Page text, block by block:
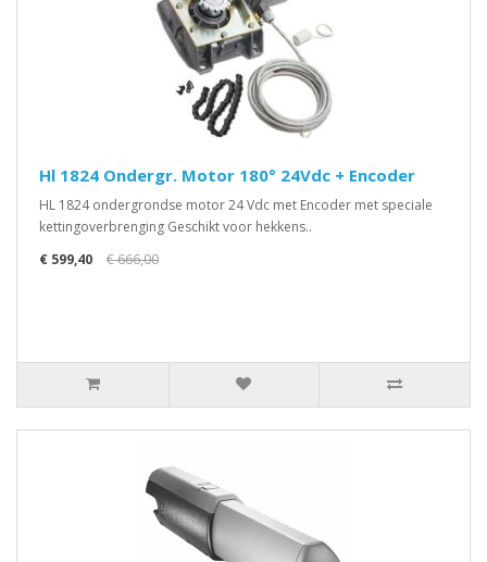
Hl 1824 Ondergr. Motor 180° 24Vdc + Encoder
HL 1824 ondergrondse motor 24 Vdc met Encoder met speciale
kettingoverbrenging Geschikt voor hekkens..
€ 599,40
€ 666,00